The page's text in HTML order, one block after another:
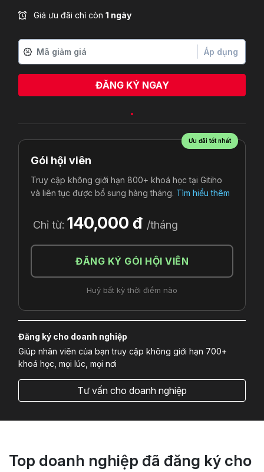
Giá ưu đãi chỉ còn 1 ngày
Áp dụng
ĐĂNG KÝ NGAY
Ưu đãi tốt nhất
Gói hội viên
Truy cập không giới hạn 800+ khoá học tại Gitiho
và liên tục được bổ sung hàng tháng. Tìm hiểu thêm
Chỉ từ: 140,000 đ /tháng
ĐĂNG KÝ GÓI HỘI VIÊN
Huỷ bất kỳ thời điểm nào
Đăng ký cho doanh nghiệp
Giúp nhân viên của bạn truy cập không giới hạn 700+
khoá học, mọi lúc, mọi nơi
Tư vấn cho doanh nghiệp
Top doanh nghiệp đã đăng ký cho